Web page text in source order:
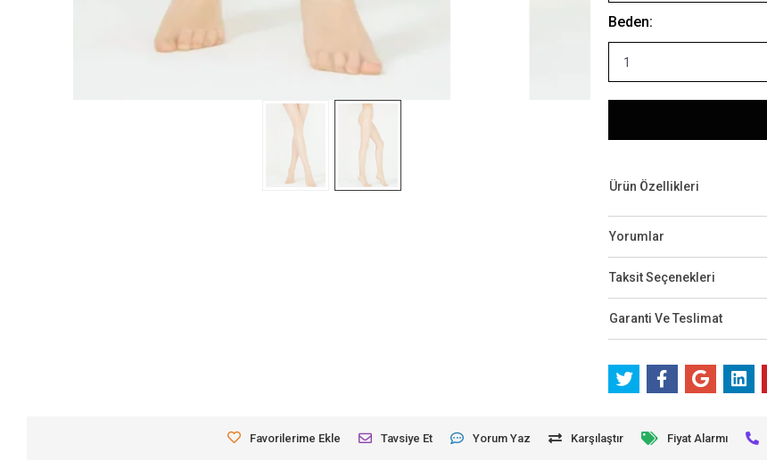
Beden:
Ürün Özellikleri
Yorumlar
Taksit Seçenekleri
Garanti Ve Teslimat
Favorilerime Ekle Tavsiye Et Yorum Yaz Karşılaştır Fiyat Alarmı